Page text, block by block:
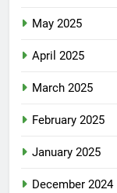
May 2025
April 2025
March 2025
February 2025
January 2025
December 2024